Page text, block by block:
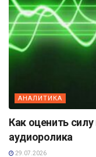
АНАЛИТИКА
Как оценить
аудиоролика
29.07.2026